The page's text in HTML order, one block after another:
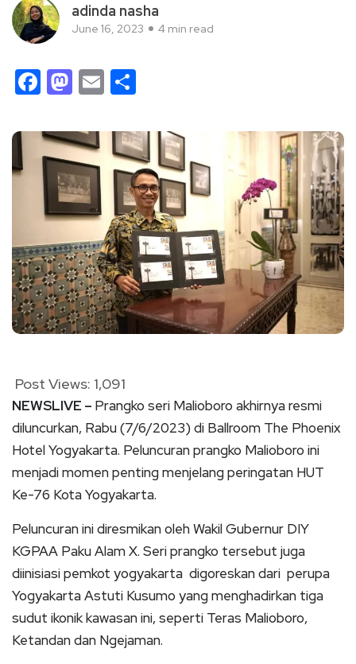
adinda nasha
June 16, 2023 4 min read
Facebook
Mastodon
Email
Post Views: 1,091
NEWSLIVE – Prangko seri Malioboro akhirnya resmi
diluncurkan, Rabu (7/6/2023) di Ballroom The Phoenix
Hotel Yogyakarta. Peluncuran prangko Malioboro ini
menjadi momen penting menjelang peringatan HUT
Ke-76 Kota Yogyakarta.
Peluncuran ini diresmikan oleh Wakil Gubernur DIY
KGPAA Paku Alam X. Seri prangko tersebut juga
diinisiasi pemkot yogyakarta digoreskan dari perupa
Yogyakarta Astuti Kusumo yang menghadirkan tiga
sudut ikonik kawasan ini, seperti Teras Malioboro,
Ketandan dan Ngejaman.